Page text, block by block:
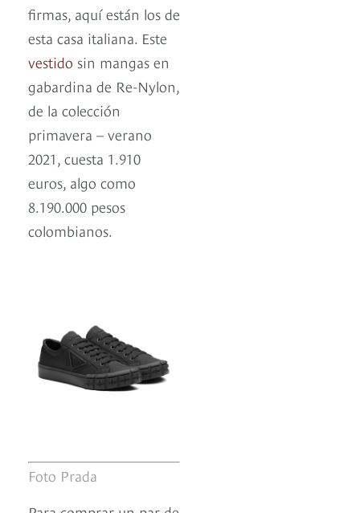
firmas, aquí están los de
esta casa italiana. Este
vestido sin mangas en
gabardina de Re-Nylon,
de la colección
primavera – verano
2021, cuesta 1.910
euros, algo como
8.190.000 pesos
colombianos.
Foto Prada